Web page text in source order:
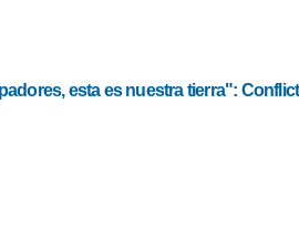
esta es nuestra tierra":